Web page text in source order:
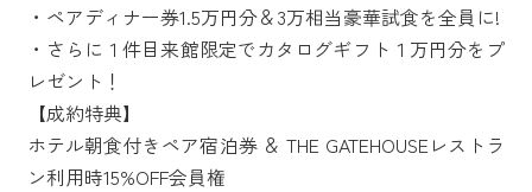
・ペアディナー券1.5万円分＆3万相当豪華試食を全員に!
・さらに１件目来館限定でカタログギフト１万円分をプ
レゼント！
【成約特典】
ホテル朝食付きペア宿泊券 ＆ THE GATEHOUSEレストラ
ン利用時15%OFF会員権